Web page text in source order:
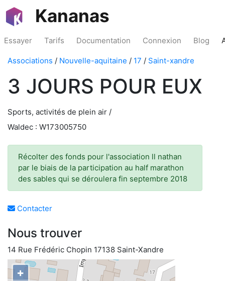
Kananas
Essayer Tarifs Documentation Connexion Blog
Associations / Nouvelle-aquitaine / 17 / Saint-xandre
3 JOURS POUR EUX
Sports, activités de plein air /
Waldec : W173005750
Récolter des fonds pour l'association ll nathan
par le biais de la participation au half marathon
des sables qui se déroulera fin septembre 2018
Contacter
Nous trouver
14 Rue Frédéric Chopin 17138 Saint-Xandre
+